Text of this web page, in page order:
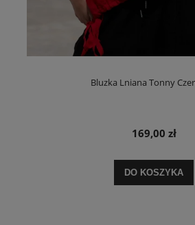
Bluzka Lniana Tonny
169,00 zł
DO KOSZYKA